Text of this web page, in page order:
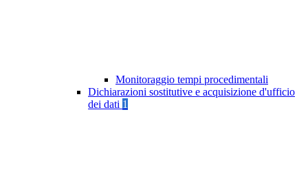
Monitoraggio tempi procedimentali
Dichiarazioni sostitutive e acquisizione d'ufficio
dei dati 1